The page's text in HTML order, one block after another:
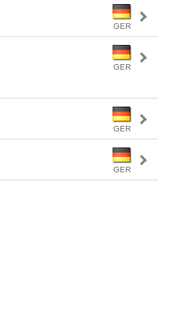
GER
GER
GER
GER